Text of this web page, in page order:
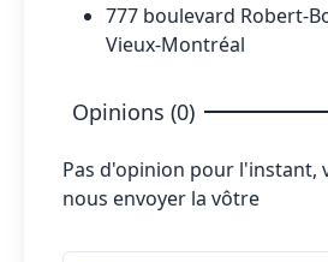
777 boulevard Robert-
Vieux-Montréal
Opinions (0)
Pas d'opinion pour l'instant,
nous envoyer la vôtre